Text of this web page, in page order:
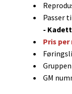
Passer
-
Pris
GM